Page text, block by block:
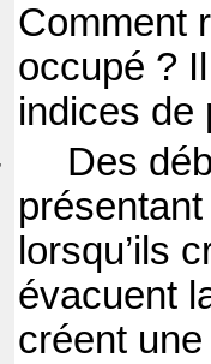
Comment
occupé ?
indices de
Des
lorsqu’ils
évacuent
créent